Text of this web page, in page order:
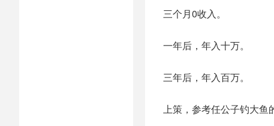
三个月0收入。
一年后，年入十万。
三年后，年入百万。
上策，参考任公子钓大鱼